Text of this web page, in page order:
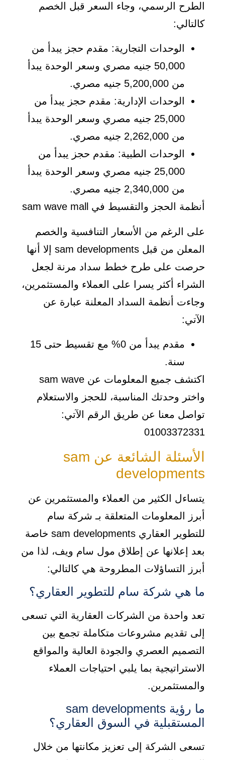
الطرح الرسمي، وجاء السعر قبل الخصم
كالتالي:
الوحدات التجارية: مقدم حجز يبدأ من
50,000 جنيه مصري وسعر الوحدة يبدأ
من 5,200,000 جنيه مصري.
الوحدات الإدارية: مقدم حجز يبدأ من
25,000 جنيه مصري وسعر الوحدة يبدأ
من 2,262,000 جنيه مصري.
الوحدات الطبية: مقدم حجز يبدأ من
25,000 جنيه مصري وسعر الوحدة يبدأ
من 2,340,000 جنيه مصري.
أنظمة الحجز والتقسيط في sam wave mall
على الرغم من الأسعار التنافسية والخصم
المعلن من قبل sam developments إلا أنها
حرصت على طرح خطط سداد مرنة لجعل
الشراء أكثر يسرا على العملاء والمستثمرين،
وجاءت أنظمة السداد المعلنة عبارة عن
الآتي:
مقدم يبدأ من 0% مع تقسيط حتى 15
سنة.
اكتشف جميع المعلومات عن sam wave
واختر وحدتك المناسبة، للحجز والاستعلام
تواصل معنا عن طريق الرقم الآتي:
01003372331
الأسئلة الشائعة عن sam
developments
يتساءل الكثير من العملاء والمستثمرين عن
أبرز المعلومات المتعلقة بـ شركة سام
للتطوير العقاري sam developments خاصة
بعد إعلانها عن إطلاق مول سام ويف، لذا من
أبرز التساؤلات المطروحة هي كالتالي:
ما هي شركة سام للتطوير العقاري؟
تعد واحدة من الشركات العقارية التي تسعى
إلى تقديم مشروعات متكاملة تجمع بين
التصميم العصري والجودة العالية والمواقع
الاستراتيجية بما يلبي احتياجات العملاء
والمستثمرين.
ما رؤية sam developments
المستقبلية في السوق العقاري؟
تسعى الشركة إلى تعزيز مكانتها من خلال